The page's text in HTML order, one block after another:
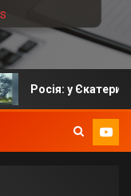
у Єкатеринбурзі